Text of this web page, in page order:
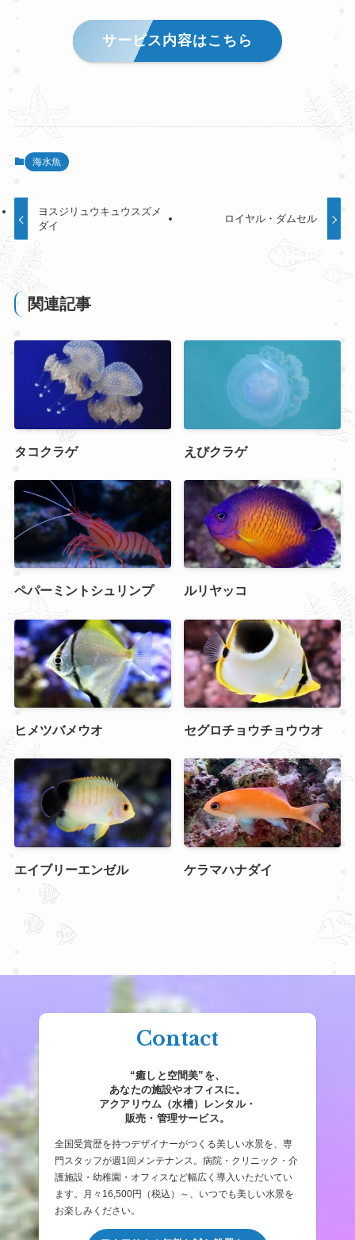
サービス内容はこちら
海水魚
ヨスジリュウキュウスズメ
ダイ
ロイヤル・ダムセル
関連記事
タコクラゲ えびクラゲ
ペパーミントシュリンプ ルリヤッコ
ヒメツバメウオ セグロチョウチョウウオ
エイブリーエンゼル ケラマハナダイ
Contact
“癒しと空間美”を、
あなたの施設やオフィスに。
アクアリウム（水槽）レンタル・
販売・管理サービス。
全国受賞歴を持つデザイナーがつくる美しい水景を、専
門スタッフが週1回メンテナンス。病院・クリニック・介
護施設・幼稚園・オフィスなど幅広く導入いただいてい
ます。月々16,500円（税込）～、いつでも美しい水景を
お楽しみください。